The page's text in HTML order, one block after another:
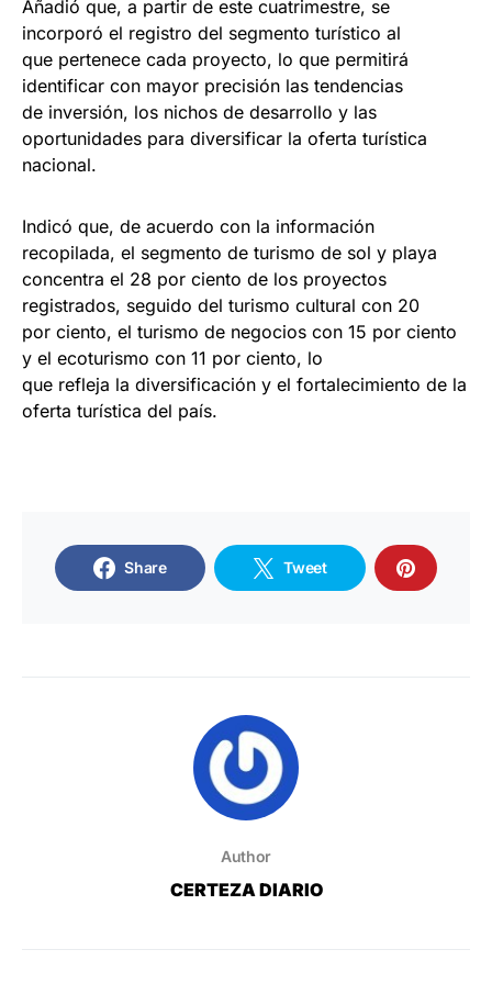
Añadió que, a partir de este cuatrimestre, se
incorporó el registro del segmento turístico al
que pertenece cada proyecto, lo que permitirá
identificar con mayor precisión las tendencias
de inversión, los nichos de desarrollo y las
oportunidades para diversificar la oferta turística
nacional.
Indicó que, de acuerdo con la información
recopilada, el segmento de turismo de sol y playa
concentra el 28 por ciento de los proyectos
registrados, seguido del turismo cultural con 20
por ciento, el turismo de negocios con 15 por ciento
y el ecoturismo con 11 por ciento, lo
que refleja la diversificación y el fortalecimiento de la
oferta turística del país.
Share Tweet
Author
CERTEZA DIARIO